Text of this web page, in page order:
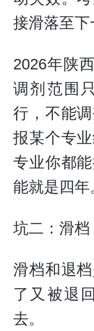
接滑落至下
2026年陕
调剂范围
行，不能
报某个专
专业你都
能就是四年
坑二：滑档
滑档和退
了又被退
去。